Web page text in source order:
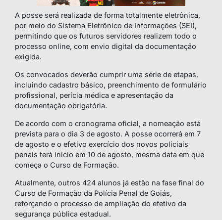
A posse será realizada de forma totalmente eletrônica,
por meio do Sistema Eletrônico de Informações (SEI),
permitindo que os futuros servidores realizem todo o
processo online, com envio digital da documentação
exigida.
Os convocados deverão cumprir uma série de etapas,
incluindo cadastro básico, preenchimento de formulário
profissional, perícia médica e apresentação da
documentação obrigatória.
De acordo com o cronograma oficial, a nomeação está
prevista para o dia 3 de agosto. A posse ocorrerá em 7
de agosto e o efetivo exercício dos novos policiais
penais terá início em 10 de agosto, mesma data em que
começa o Curso de Formação.
Atualmente, outros 424 alunos já estão na fase final do
Curso de Formação da Polícia Penal de Goiás,
reforçando o processo de ampliação do efetivo da
segurança pública estadual.